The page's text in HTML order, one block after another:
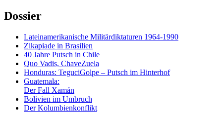
Dossier
Lateinamerikanische Militärdiktaturen 1964-1990
Zikapiade in Brasilien
40 Jahre Putsch in Chile
Quo Vadis, ChaveZuela
Honduras: TeguciGolpe – Putsch im Hinterhof
Guatemala:
Der Fall Xamán
Bolivien im Umbruch
Der Kolumbienkonflikt